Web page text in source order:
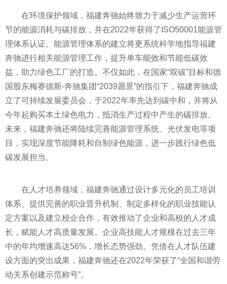
在环境保护领域，福建奔驰始终致力于减少生产运营环
节的能源消耗与碳排放，并在2022年获得了ISO50001能源管
理体系认证。能源管理体系的建立将更系统科学地指导福建
奔驰进行相关能源管理工作，提升单车能效和节能低碳效
益，助力绿色工厂的打造。不仅如此，在国家“双碳”目标和德
国股东梅赛德斯-奔驰集团“2039愿景”的指引下，福建奔驰成
立了可持续发展委员会，于2022年率先达到碳中和，并将从
今年起购买本土绿色电力，抵消生产过程中产生的碳排放。
未来，福建奔驰还将陆续完善能源管理系统、光伏发电等项
目，实现深度节能降耗和自制绿色能源，进一步践行绿色低
碳发展担当。
在人才培养领域，福建奔驰通过设计多元化的员工培训
体系、提供完善的职业晋升机制、制定多样化的职业技能认
定方案以及建立校企合作，有效推动了企业和高校的人才成
长，赋能人才高质量发展。企业高技能人才规模在过去三年
中的年均增速高达56%，增长态势强劲。凭借在人才队伍建
设方面的突出成果，福建奔驰还在2022年荣获了“全国和谐劳
动关系创建示范称号”。